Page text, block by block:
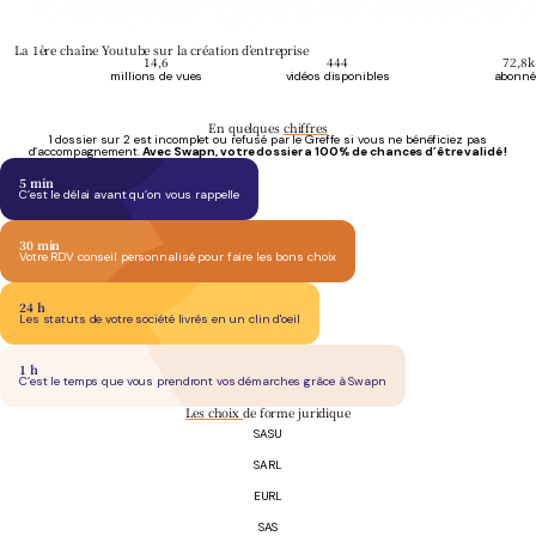
La 1ère chaîne Youtube sur la création d’entreprise
14,6
millions de vues
444
vidéos disponibles
72,8k
En quelques chiffres
1 dossier sur 2 est incomplet ou refusé par le Greffe si vous ne bénéficiez pas
d’accompagnement.Avec Swapn, votre dossier a 100% de chances d’être validé !
5 min
C’est le délai avant qu’on vous rappelle
30 min
Votre RDV conseil personnalisé pour faire les bons choix
24 h
Les statuts de votre société livrés en un clin d'oeil
1 h
C’est le temps que vous prendront vos démarches grâce à Swapn
Les choixde forme juridique
SASU
SARL
EURL
SAS